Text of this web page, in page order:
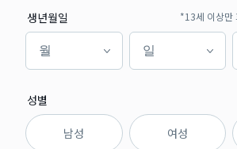
생년월일 *13세 이상만
월
월
일
일
년
성별
남성 여성